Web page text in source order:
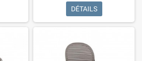
DÉTAILS